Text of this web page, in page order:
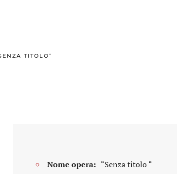
TITOLO”
Nome opera: “Senza titolo “